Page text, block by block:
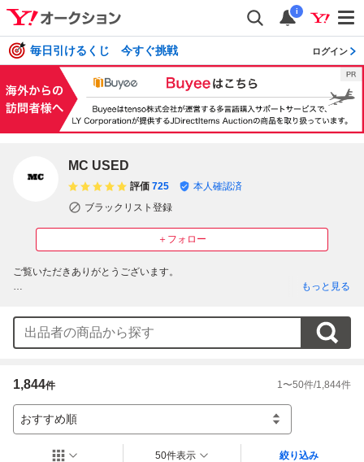
i
毎日引けるくじ 今すぐ挑戦 ログイン
MC USED
＋フォロー
評価 725
本人確認済
ブラックリスト登録
ご覧いただきありがとうございます。
で幅広く取り扱っています。
素敵な商品との出会いをサポートさせて頂きます。
ただいておりますのでご確認をお願い致します。
その他ご不明な点などございましたら質問欄からご質問ください。
もっと見る
1,844件 1 〜50件/1,844件
おすすめ順
50件表示 絞り込み